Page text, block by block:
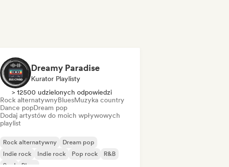
Dreamy Paradise
Kurator Playlisty
> 12500 udzielonych odpowiedzi
Rock alternatywnyBluesMuzyka country
Dance popDream pop
Dodaj artystów do moich wpływowych
playlist
Rock alternatywny
Dream pop
Indie rock
Indie rock Pop rock
R&B
Soul
Blues